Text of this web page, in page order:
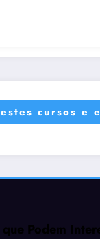
cursos e
Podem